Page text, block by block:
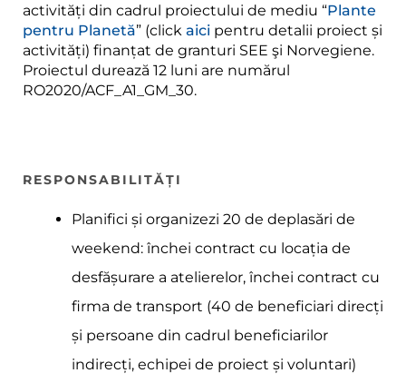
activități din cadrul proiectului de mediu “Plante
pentru Planetă” (click aici pentru detalii proiect și
activități) finanțat de granturi SEE şi Norvegiene.
Proiectul durează 12 luni are numărul
RO2020/ACF_A1_GM_30.
RESPONSABILITĂȚI
Planifici și organizezi 20 de deplasări de
weekend: închei contract cu locația de
desfășurare a atelierelor, închei contract cu
firma de transport (40 de beneficiari direcți
și persoane din cadrul beneficiarilor
indirecți, echipei de proiect și voluntari)